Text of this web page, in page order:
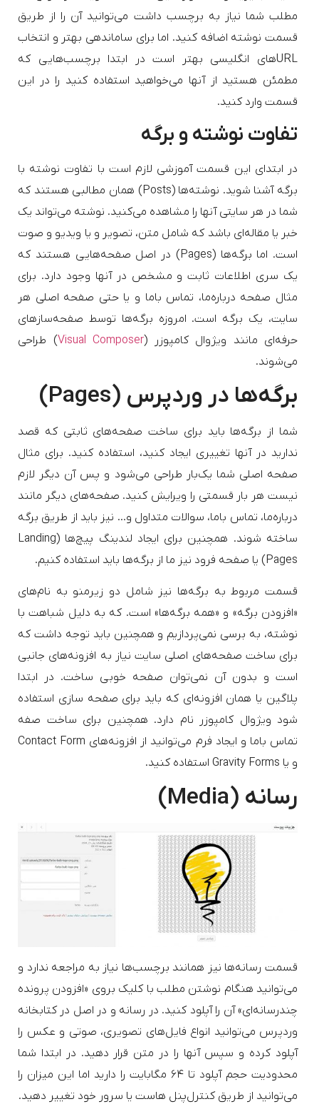
مطلب شما نیاز به برچسب داشت می‌توانید آن را از طریق
قسمت نوشته اضافه کنید. اما برای ساماندهی بهتر و انتخاب
URL‌های انگلیسی بهتر است در ابتدا برچسب‌هایی که
مطمئن هستید از آنها می‌خواهید استفاده کنید را در این
قسمت وارد کنید.
تفاوت نوشته و برگه
در ابتدای این قسمت آموزشی لازم است با تفاوت نوشته‌ با
برگه آشنا شوید. نوشته‌ها (Posts) همان مطالبی هستند که
شما در هر سایتی آنها را مشاهده می‌کنید. نوشته می‌تواند یک
خبر یا مقاله‌ای باشد که شامل متن، تصویر و یا ویدیو و صوت
است. اما برگه‌ها (Pages) در اصل صفحه‌هایی هستند که
یک سری اطلاعات ثابت و مشخص در آنها وجود دارد. برای
مثال صفحه درباره‌ما، تماس‌ با‌ما و یا حتی صفحه اصلی هر
سایت، یک برگه است. امروزه برگه‌ها توسط صفحه‌سازهای
حرفه‌ای مانند ویژوال کامپوزر (Visual Composer) طراحی
می‌شوند.
برگه‌ها در وردپرس (Pages)
شما از برگه‌ها باید برای ساخت صفحه‌های ثابتی که قصد
ندارید در آنها تغییری ایجاد کنید، استفاده کنید. برای مثال
صفحه اصلی شما یک‌بار طراحی می‌شود و پس آن دیگر لازم
نیست هر بار قسمتی را ویرایش کنید. صفحه‌های دیگر مانند
درباره‌ما، تماس باما، سوالات متداول و… نیز باید از طریق برگه
ساخته شوند. همچنین برای ایجاد لندینگ‌ پیچ‌ها (Landing
Pages) یا صفحه فرود نیز ما از برگه‌ها باید استفاده کنیم.
قسمت مربوط به برگه‌ها نیز شامل دو زیرمنو به نام‌های
«افزودن برگه» و «همه برگه‌ها» است. که به دلیل شباهت با
نوشته، به برسی نمی‌پردازیم و همچنین باید توجه داشت که
برای ساخت صفحه‌های اصلی سایت نیاز به افزونه‌های جانبی
است و بدون آن نمی‌توان صفحه خوبی ساخت. در ابتدا
پلاگین یا همان افزونه‌ای که باید برای صفحه‌ سازی استفاده
شود ویژوال کامپوزر نام دارد. همچنین برای ساخت صفه
تماس با‌‌ما و ایجاد فرم می‌توانید از افزونه‌های Contact Form
و یا Gravity Forms استفاده کنید.
رسانه (Media)
قسمت رسانه‌ها نیز همانند برچسب‌ها نیاز به مراجعه ندارد و
می‌توانید هنگام نوشتن مطلب با کلیک بروی «افزودن پرونده
چند‌رسانه‌ای» آن را آپلود کنید. در رسانه و در اصل در کتابخانه
وردپرس می‌توانید انواع فایل‌های تصویری، صوتی و عکس را
آپلود کرده و سپس آنها را در متن قرار دهید. در ابتدا شما
محدودیت حجم آپلود تا ۶۴ مگابایت را دارید اما این میزان را
می‌توانید از طریق کنترل‌پنل هاست یا سرور خود تغییر دهید.